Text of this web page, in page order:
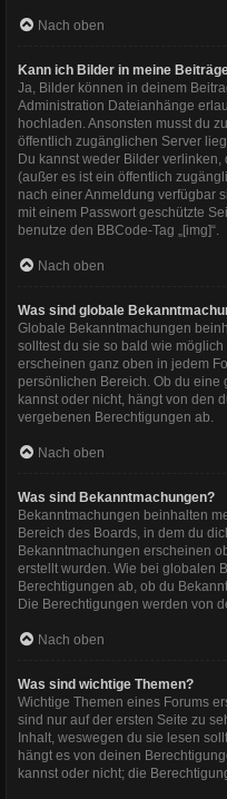
Nach oben
Kann ich Bilder in meine
Ja, Bilder können in deinem
Administration Dateianhänge
hochladen. Ansonsten musst du
öffentlich zugänglichen Server
Du kannst weder Bilder
(außer es ist ein öffentlich
nach einer Anmeldung verfügbar
mit einem Passwort geschützte
benutze den BBCode-Tag „[img]“.
Nach oben
Was sind globale
Globale Bekanntmachungen
solltest du sie so bald wie
erscheinen ganz oben in jedem
persönlichen Bereich. Ob du
kannst oder nicht, hängt von den
vergebenen Berechtigungen ab.
Nach oben
Was sind Bekanntmachungen?
Bekanntmachungen beinhalten
Bereich des Boards, in dem du
Bekanntmachungen erscheinen
erstellt wurden. Wie bei globalen
Berechtigungen ab, ob du
Die Berechtigungen werden von
Nach oben
Was sind wichtige Themen?
Wichtige Themen eines Forums
sind nur auf der ersten Seite zu
Inhalt, weswegen du sie lesen
hängt es von deinen
kannst oder nicht; die